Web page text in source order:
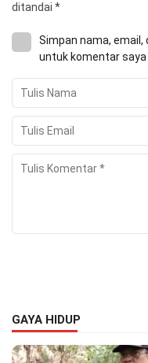
ditandai *
Simpan nama,
untuk komentar saya
GAYA HIDUP